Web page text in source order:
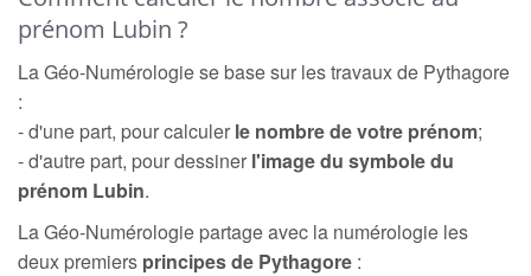
prénom Lubin ?
La Géo-Numérologie se base sur les travaux de Pythagore
:
- d'une part, pour calculer le nombre de votre prénom;
- d'autre part, pour dessiner l'image du symbole du
prénom Lubin.
La Géo-Numérologie partage avec la numérologie les
deux premiers principes de Pythagore :